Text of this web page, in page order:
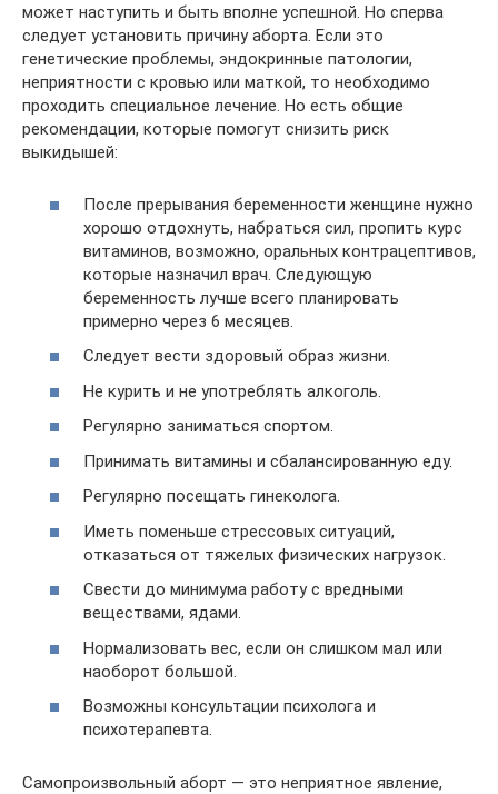
может наступить и быть вполне успешной. Но сперва
следует установить причину аборта. Если это
генетические проблемы, эндокринные патологии,
неприятности с кровью или маткой, то необходимо
проходить специальное лечение. Но есть общие
рекомендации, которые помогут снизить риск
выкидышей:
После прерывания беременности женщине нужно
хорошо отдохнуть, набраться сил, пропить курс
витаминов, возможно, оральных контрацептивов,
которые назначил врач. Следующую
беременность лучше всего планировать
примерно через 6 месяцев.
Следует вести здоровый образ жизни.
Не курить и не употреблять алкоголь.
Регулярно заниматься спортом.
Принимать витамины и сбалансированную еду.
Регулярно посещать гинеколога.
Иметь поменьше стрессовых ситуаций,
отказаться от тяжелых физических нагрузок.
Свести до минимума работу с вредными
веществами, ядами.
Нормализовать вес, если он слишком мал или
наоборот большой.
Возможны консультации психолога и
психотерапевта.
Самопроизвольный аборт — это неприятное явление,